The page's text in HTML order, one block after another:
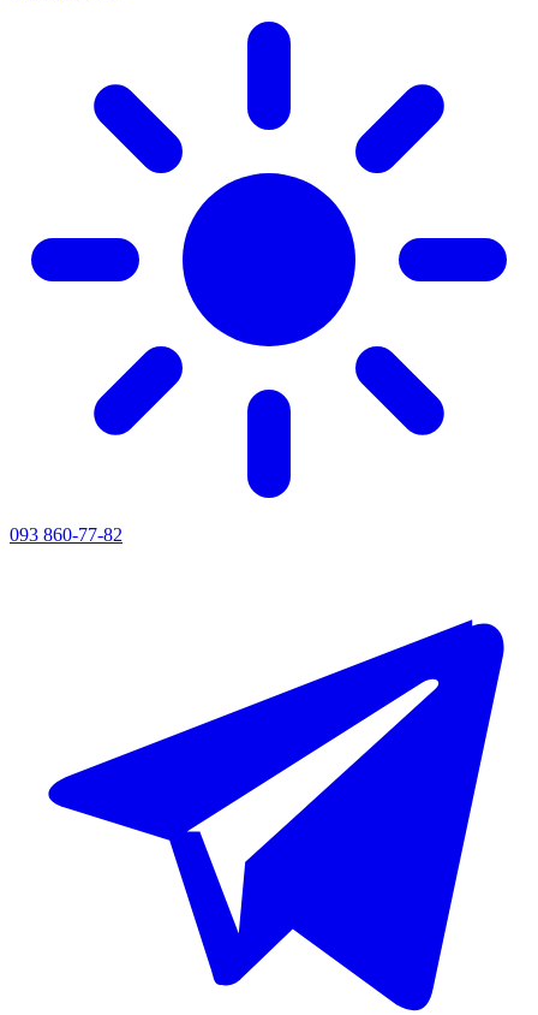
093 860-77-82